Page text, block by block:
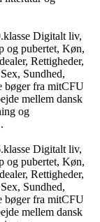
Digitalt liv,
og pubertet, Køn,
Rettigheder,
Sundhed,
bøger fra mitCFU
mellem dansk
og
Digitalt liv,
og pubertet, Køn,
Rettigheder,
Sundhed,
bøger fra mitCFU
mellem dansk